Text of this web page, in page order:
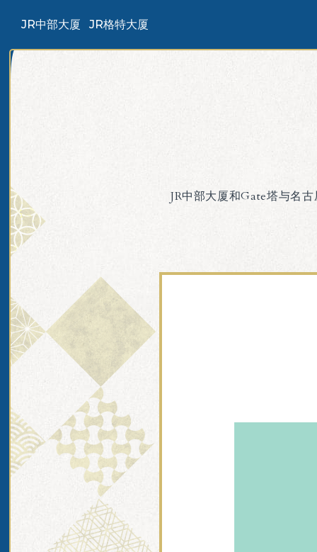
JR中部大厦 JR格特大厦
JR中部大厦和Gate塔与名